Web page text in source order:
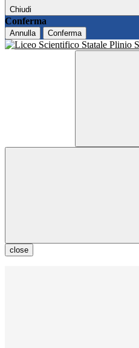
Chiudi
Conferma
Annulla Conferma
close